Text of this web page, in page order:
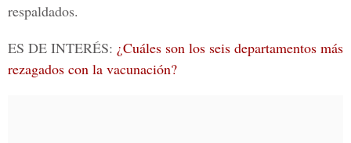
respaldados.
ES DE INTERÉS: ¿Cuáles son los seis departamentos más
rezagados con la vacunación?